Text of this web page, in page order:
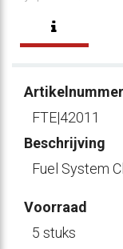
Artikelnummer
FTE|42011
Beschrijving
Fuel System
Voorraad
5 stuks